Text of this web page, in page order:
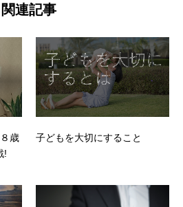
関連記事
歳
!
子どもを大切にすること